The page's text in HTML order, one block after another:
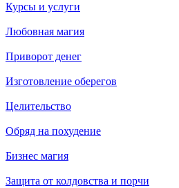
Курсы и услуги
Любовная магия
Приворот денег
Изготовление оберегов
Целительство
Обряд на похудение
Бизнес магия
Защита от колдовства и порчи